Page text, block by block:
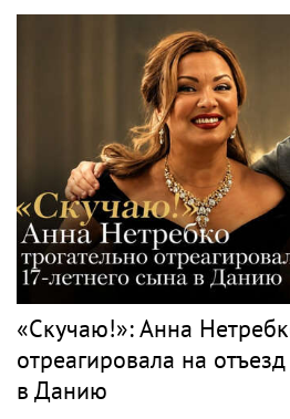
«Скучаю!»: Анна
отреагировала на
в Данию